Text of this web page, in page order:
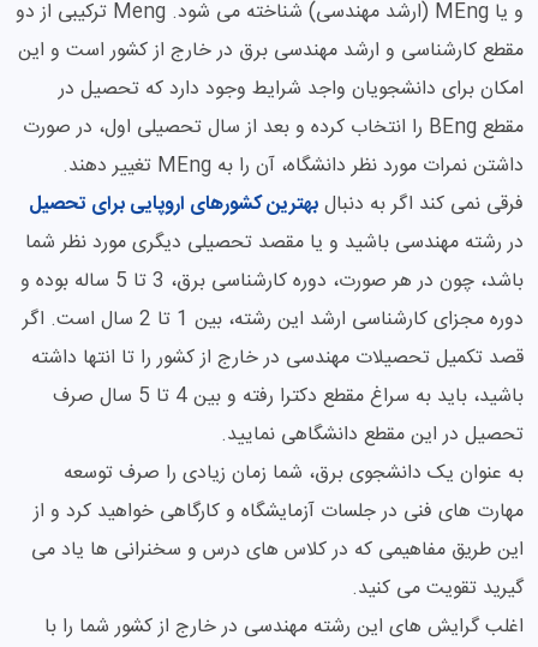
و یا MEng (ارشد مهندسی) شناخته می شود. Meng ترکیبی از دو
مقطع کارشناسی و ارشد مهندسی برق در خارج از کشور است و این
امکان برای دانشجویان واجد شرایط وجود دارد که تحصیل در
مقطع BEng را انتخاب کرده و بعد از سال تحصیلی اول، در صورت
داشتن نمرات مورد نظر دانشگاه، آن را به MEng تغییر دهند.
فرقی نمی کند اگر به دنبالبهترین کشورهای اروپایی برای تحصیل
در رشته مهندسی باشید و یا مقصد تحصیلی دیگری مورد نظر شما
باشد، چون در هر صورت، دوره کارشناسی برق، 3 تا 5 ساله بوده و
دوره مجزای کارشناسی ارشد این رشته، بین 1 تا 2 سال است. اگر
قصد تکمیل تحصیلات مهندسی در خارج از کشور را تا انتها داشته
باشید، باید به سراغ مقطع دکترا رفته و بین 4 تا 5 سال صرف
تحصیل در این مقطع دانشگاهی نمایید.
به عنوان یک دانشجوی برق، شما زمان زیادی را صرف توسعه
مهارت های فنی در جلسات آزمایشگاه و کارگاهی خواهید کرد و از
این طریق مفاهیمی که در کلاس های درس و سخنرانی ها یاد می
گیرید تقویت می کنید.
اغلب گرایش های این رشته مهندسی در خارج از کشور شما را با